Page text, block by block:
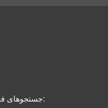
جستجوهای فعلی ماشین‌آلات: